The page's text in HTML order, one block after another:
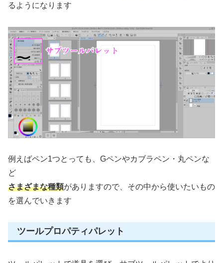
るようになります
例えばペン1つとっても、Gペンやカブラペン・丸ペンな
ど
さまざまな種類がありますので、その中から使いたいもの
を選んでいきます
ツールプロパティパレット